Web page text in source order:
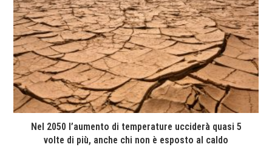
Nel 2050 l’aumento di temperature ucciderà quasi 5
volte di più, anche chi non è esposto al caldo